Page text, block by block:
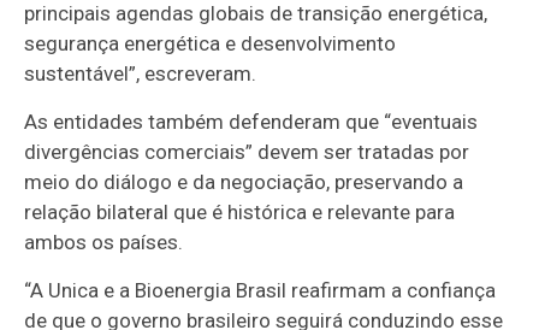
principais agendas globais de transição energética,
segurança energética e desenvolvimento
sustentável”, escreveram.
As entidades também defenderam que “eventuais
divergências comerciais” devem ser tratadas por
meio do diálogo e da negociação, preservando a
relação bilateral que é histórica e relevante para
ambos os países.
“A Unica e a Bioenergia Brasil reafirmam a confiança
de que o governo brasileiro seguirá conduzindo esse